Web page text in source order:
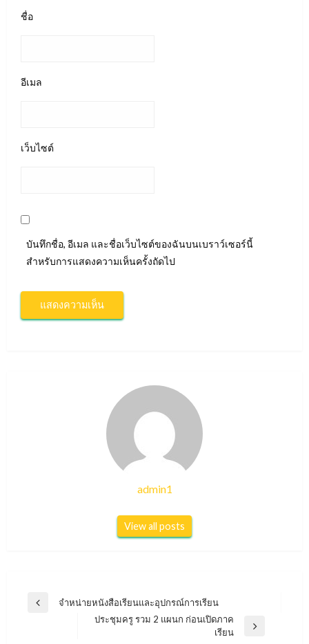
ชื่อ
อีเมล
เว็บไซต์
บันทึกชื่อ, อีเมล และชื่อเว็บไซต์ของฉันบนเบราว์เซอร์นี้
สำหรับการแสดงความเห็นครั้งถัดไป
admin1
View all posts
แนะแนว
Previousจำหน่ายหนังสือเรียนและอุปกรณ์การเรียน
ประชุมครู รวม 2 แผนก ก่อนเปิดภาค
เรียน